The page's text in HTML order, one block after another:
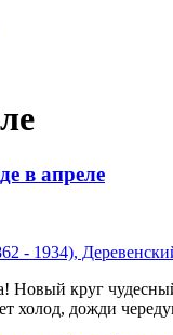
в апреле
Новый круг
холод, дожди